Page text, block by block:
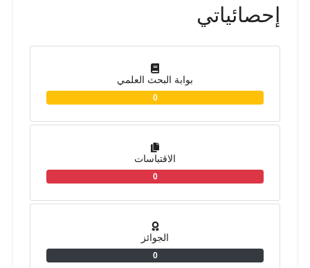
إحصائياتي
بوابة البحث العلمي
0
الاقتباسات
0
الجوائز
0